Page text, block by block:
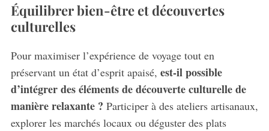
Équilibrer bien-être et découvertes
culturelles
Pour maximiser l’expérience de voyage tout en
préservant un état d’esprit apaisé, est-il possible
d’intégrer des éléments de découverte culturelle de
manière relaxante ? Participer à des ateliers artisanaux,
explorer les marchés locaux ou déguster des plats
h
o
: